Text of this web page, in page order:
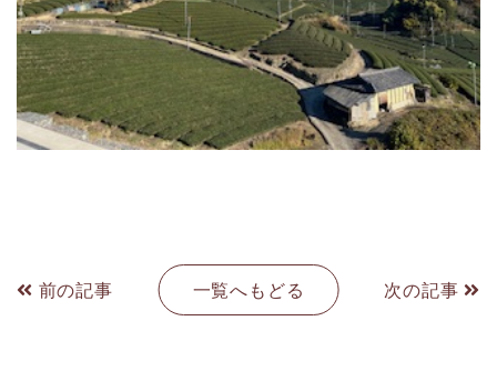
前の記事 一覧へもどる 次の記事